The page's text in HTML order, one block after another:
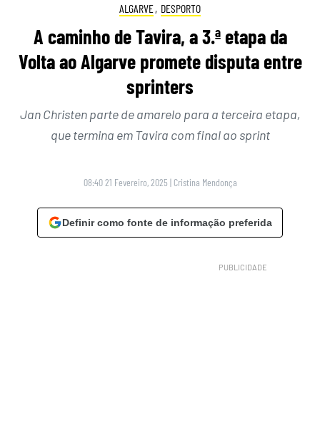
ALGARVE, DESPORTO
A caminho de Tavira, a 3.ª etapa da
Volta ao Algarve promete disputa entre
sprinters
Jan Christen parte de amarelo para a terceira etapa,
que termina em Tavira com final ao sprint
08:40 21 Fevereiro, 2025 | Cristina Mendonça
Definir como fonte de informação preferida